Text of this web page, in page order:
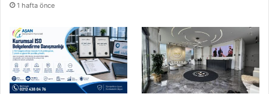
1 hafta önce